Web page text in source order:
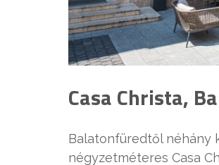
Casa Christa,
Balatonfüredtől néhány
négyzetméteres Casa